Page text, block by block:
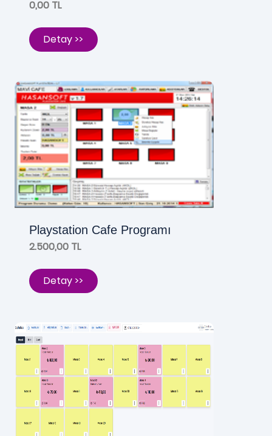
0,00 TL
Detay >>
Playstation Cafe Programı
2.500,00 TL
Detay >>